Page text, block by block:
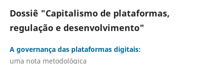
Dossiê "Capitalismo de plataformas,
regulação e desenvolvimento"
A governança das plataformas digitais:
uma nota metodológica